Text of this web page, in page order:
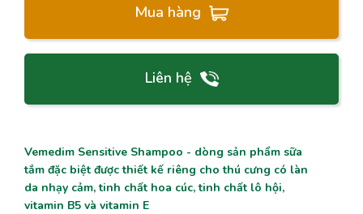
Mua hàng
Liên hệ
Vemedim Sensitive Shampoo - dòng sản phẩm sữa
tắm đặc biệt được thiết kế riêng cho thú cưng có làn
da nhạy cảm, tinh chất hoa cúc, tinh chất lô hội,
vitamin B5 và vitamin E